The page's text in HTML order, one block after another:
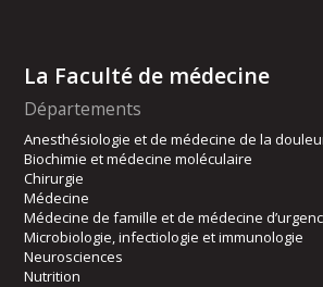
La Faculté de médecine
Départements
Anesthésiologie et de médecine de la
Biochimie et médecine moléculaire
Chirurgie
Médecine
Médecine de famille et de médecine
Microbiologie, infectiologie et immunologie
Neurosciences
Nutrition